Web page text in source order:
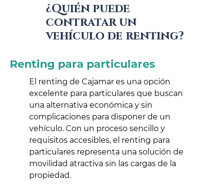
¿Quién puede
contratar un
vehículo de renting?
Renting para particulares
El renting de Cajamar es una opción
excelente para particulares que buscan
una alternativa económica y sin
complicaciones para disponer de un
vehículo. Con un proceso sencillo y
requisitos accesibles, el renting para
particulares representa una solución de
movilidad atractiva sin las cargas de la
propiedad.